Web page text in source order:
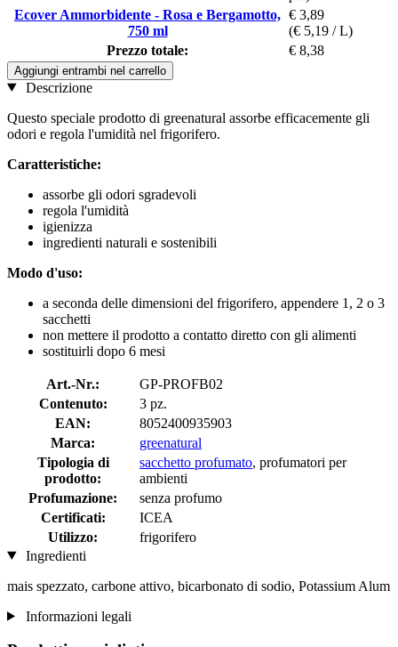
Ecover Ammorbidente - Rosa e Bergamotto,
750 ml
€ 3,89
(€ 5,19 / L)
Prezzo totale:
€ 8,38
Aggiungi entrambi nel carrello
Descrizione
Questo speciale prodotto di greenatural assorbe efficacemente gli
odori e regola l'umidità nel frigorifero.
Caratteristiche:
assorbe gli odori sgradevoli
regola l'umidità
igienizza
ingredienti naturali e sostenibili
Modo d'uso:
a seconda delle dimensioni del frigorifero, appendere 1, 2 o 3
sacchetti
non mettere il prodotto a contatto diretto con gli alimenti
sostituirli dopo 6 mesi
Art.-Nr.:
GP-PROFB02
Contenuto:
3 pz.
EAN:
8052400935903
Marca:
greenatural
Tipologia di
prodotto:
sacchetto profumato, profumatori per
ambienti
Profumazione:
senza profumo
Certificati:
ICEA
Utilizzo:
frigorifero
Ingredienti
mais spezzato, carbone attivo, bicarbonato di sodio, Potassium Alum
Informazioni legali